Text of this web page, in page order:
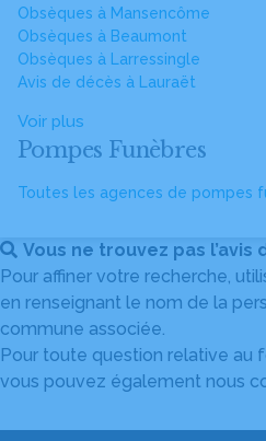
Obsèques à Mansencôme
Obsèques à Beaumont
Obsèques à Larressingle
Avis de décès à Lauraët
Voir plus
Pompes Funèbres
Toutes les agences de pompes
Vous ne trouvez pas
Pour affiner votre recherche,
en renseignant le nom de la
commune associée.
Pour toute question relative au
vous pouvez également nous